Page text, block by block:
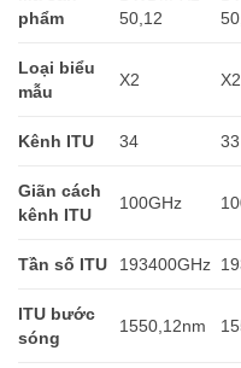
phẩm
50,12
Loại biểu
mẫu
X2 X2
Kênh ITU 34 33
Giãn cách
kênh ITU
100GHz
Tần số ITU 193400GHz
ITU bước
sóng
1550,12nm